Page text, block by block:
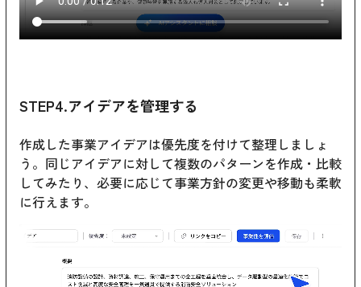
STEP4.アイデアを管理する
作成した事業アイデアは優先度を付けて整理しましょ
う。同じアイデアに対して複数のパターンを作成・比較
してみたり、必要に応じて事業方針の変更や移動も柔軟
に行えます。